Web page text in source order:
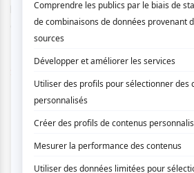
l’humanité. En les regardant en face,
Caravage est complètement